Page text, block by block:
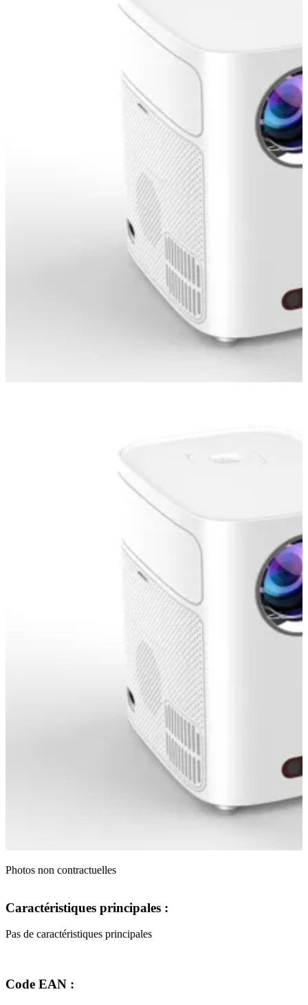
Photos non contractuelles
Caractéristiques principales :
Pas de caractéristiques principales
Code EAN :